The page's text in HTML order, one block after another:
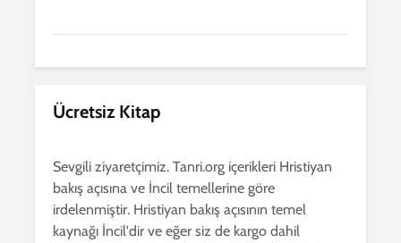
Ücretsiz Kitap
Sevgili ziyaretçimiz. Tanri.org içerikleri Hristiyan
bakış açısına ve İncil temellerine göre
irdelenmiştir. Hristiyan bakış açısının temel
kaynağı İncil'dir ve eğer siz de kargo dahil